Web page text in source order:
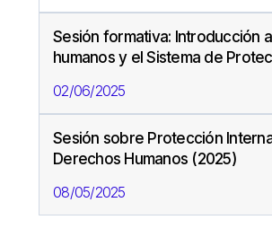
Sesión formativa: Introducción
humanos y el Sistema de
02/06/2025
Sesión sobre Protección
Derechos Humanos (2025)
08/05/2025